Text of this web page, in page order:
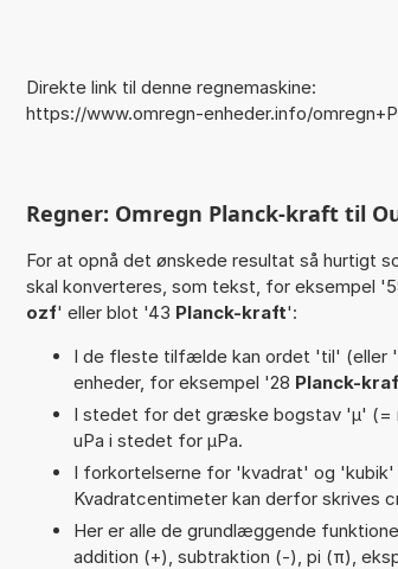
Direkte link til denne regnemaskine:
https://www.omregn-enheder.info/
Regner: Omregn Planck-kraft til
For at opnå det ønskede resultat så hurtigt
skal konverteres, som tekst, for eksempel
ozf' eller blot '43 Planck-kraft':
I de fleste tilfælde kan ordet 'til' (eller
enheder, for eksempel '28 Planck-
I stedet for det græske bogstav 'µ' (=
uPa i stedet for µPa.
I forkortelserne for 'kvadrat' og
Kvadratcentimeter kan derfor skrives
Her er alle de grundlæggende
addition (+), subtraktion (-), pi (π),